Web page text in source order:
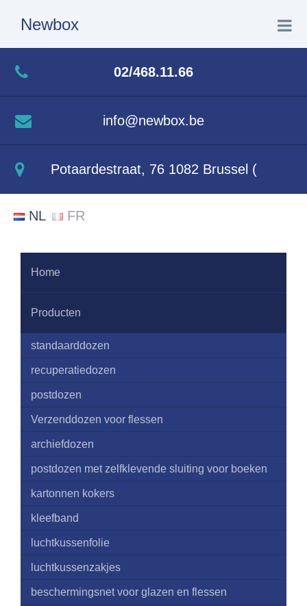
Newbox
Home
Veilig verhuizen
02/468.11.66
info@newbox.be
Potaardestraat, 76 1082 Brussel (
NL FR
Home
Producten
standaarddozen
recuperatiedozen
postdozen
Verzenddozen voor flessen
archiefdozen
postdozen met zelfklevende sluiting voor boeken
kartonnen kokers
kleefband
luchtkussenfolie
luchtkussenzakjes
beschermingsnet voor glazen en flessen